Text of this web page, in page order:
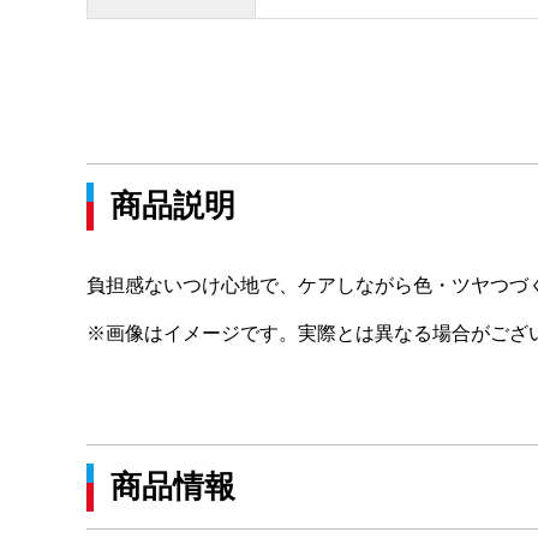
商品説明
負担感ないつけ心地で、ケアしながら色・ツヤつづ
※画像はイメージです。実際とは異なる場合がござ
商品情報